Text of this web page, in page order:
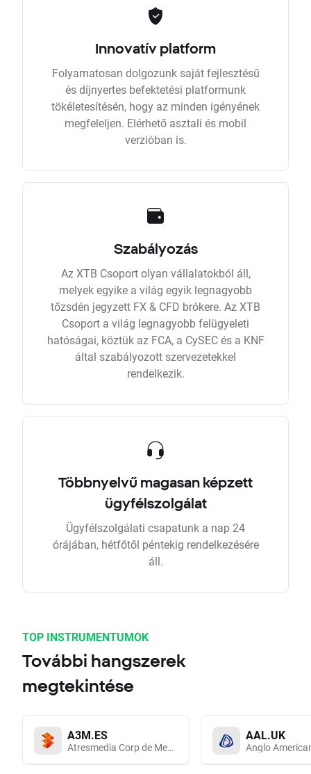
Innovatív platform
Folyamatosan dolgozunk saját fejlesztésű
és díjnyertes befektetési platformunk
tökéletesítésén, hogy az minden igényének
megfeleljen. Elérhető asztali és mobil
verzióban is.
Szabályozás
Az XTB Csoport olyan vállalatokból áll,
melyek egyike a világ egyik legnagyobb
tőzsdén jegyzett FX & CFD brókere. Az XTB
Csoport a világ legnagyobb felügyeleti
hatóságai, köztük az FCA, a CySEC és a KNF
által szabályozott szervezetekkel
rendelkezik.
Többnyelvű magasan képzett
ügyfélszolgálat
Ügyfélszolgálati csapatunk a nap 24
órájában, hétfőtől péntekig rendelkezésére
áll.
TOP INSTRUMENTUMOK
További hangszerek
megtekintése
A3M.ES
Atresmedia Corp de Medios de Comunicacion SA
AAL.UK
Anglo